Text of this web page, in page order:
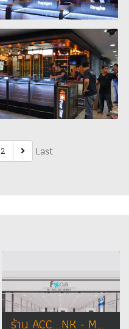
2 Last
ร้าน ACC...NK - MOBILE